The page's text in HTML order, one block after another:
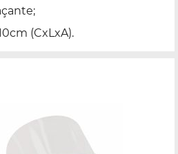
(CxLxA).